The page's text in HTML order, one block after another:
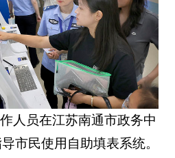
人员在江苏南通市政务中
市民使用自助填表系统。